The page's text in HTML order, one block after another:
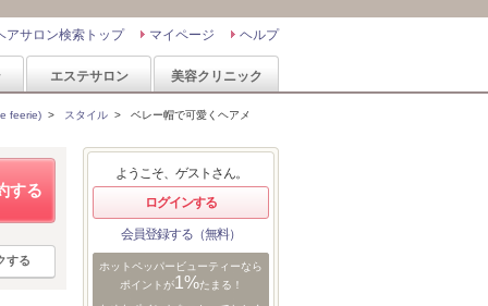
ヘルプ
マイページ
アサロン検索トップ
エステサロン 美容クリニック
feerie) > スタイル > ベレー帽で可愛くヘアメ
する
する
ようこそ、ゲストさん。
ログインする
会員登録する（無料）
ホットペッパービューティーなら
ポイントが1%たまる！